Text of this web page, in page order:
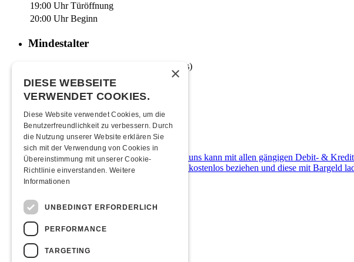
19:00 Uhr Türöffnung
20:00 Uhr Beginn
Mindestalter
16 Jahre (od. in Begleitung eines Elternteils)
Anreise
Mit den ÖVs | Mit dem Auto | Zu Fuss
Zahlungsarten
Die Kulturfabrik Kofmehl ist cashfree. Bei uns kann mit allen gängigen Debit- &
Kofmehl-Wallet in Form einer Debit-Karte kostenlos beziehen und diese mit Bargeld
Jugendherberge Solothurn (inkl. Rabatt)
Hotel Kreuz Solothurn
H4 Hotel
Weitere Unterkünfte
×
DIESE WEBSEITE
VERWENDET COOKIES.
Diese Website verwendet Cookies, um die
Benutzerfreundlichkeit zu verbessern. Durch
die Nutzung unserer Website erklären Sie
sich mit der Verwendung von Cookies in
Übereinstimmung mit unserer Cookie-
Richtlinie einverstanden. Weitere
Informationen
UNBEDINGT ERFORDERLICH
PERFORMANCE
TARGETING